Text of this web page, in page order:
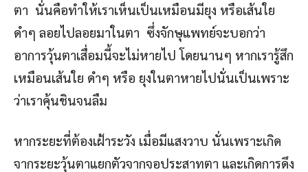
ตา นั่นคือทำให้เราเห็นเป็นเหมือนมียุง หรือเส้นใย
ดำๆ ลอยไปลอยมาในตา ซึ่งจักษุแพทย์จะบอกว่า
อาการวุ้นตาเสื่อมนี้จะไม่หายไป โดยนานๆ หากเรารู้สึก
เหมือนเส้นใย ดำๆ หรือ ยุงในตาหายไปนั่นเป็นเพราะ
ว่าเราคุ้นชินจนลืม
หากระยะที่ต้องเฝ้าระวัง เมื่อมีแสงวาบ นั่นเพราะเกิด
จากระยะวุ้นตาแยกตัวจากจอประสาทตา และเกิดการดึง